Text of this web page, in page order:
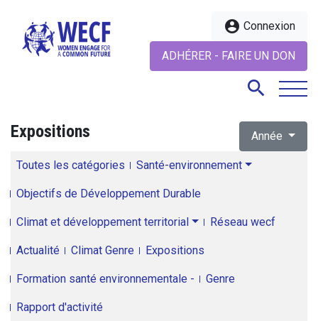
account_circle Connexion
ADHÉRER - FAIRE UN DON
search
Expositions Année
Toutes les catégories Santé-environnement
Objectifs de Développement Durable
Climat et développement territorial Réseau wecf
Actualité Climat Genre Expositions
Formation santé environnementale - Genre
Rapport d'activité